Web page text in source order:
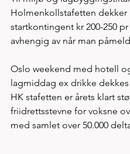
Holmenkollstafetten dekker
startkontingent kr 200-250
avhengig av når man
Oslo weekend med hotell
lagmiddag ex drikke
HK stafetten er årets klart
friidrettsstevne for voksne
med samlet over 50.000